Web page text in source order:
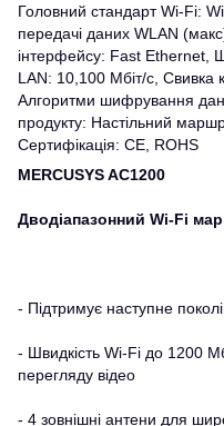
Головний стандарт Wi-Fi:
передачі даних WLAN
інтерфейсу: Fast Ethernet,
LAN: 10,100 Мбіт/с, Свивка
Алгоритми шифрування
продукту: Настільний
Сертифікація: CE, ROHS
MERCUSYS AC1200
Дводіапазонний Wi‑Fi
- Підтримує наступне
- Швидкість Wi-Fi до 1200
перегляду відео
- 4 зовнішні антени для